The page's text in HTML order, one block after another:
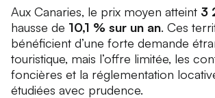
Aux Canaries, le prix moyen atteint 3
hausse de 10,1 % sur un an. Ces
bénéficient d’une forte demande
touristique, mais l’offre limitée, les
foncières et la réglementation
étudiées avec prudence.